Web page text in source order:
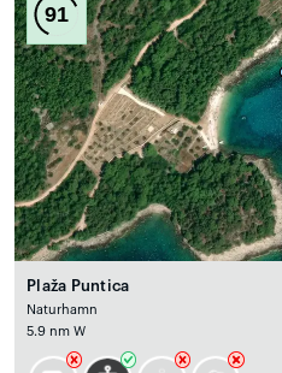
91
Plaža Puntica
Naturhamn
5.9 nm W